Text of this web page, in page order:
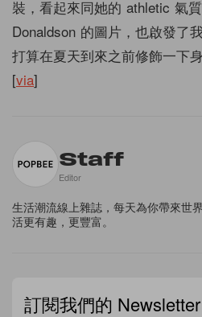
裝，看起來同她的 athletic 氣
Donaldson 的圖片，也啟發了
打算在夏天到來之前修飾一下
[via]
Staff
Editor
生活潮流線上雜誌，每天為你帶來世
活更有趣，更豐富。
訂閱我們的 Newsletter